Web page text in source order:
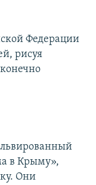
Федерации
рисуя
в Крыму»,
Они